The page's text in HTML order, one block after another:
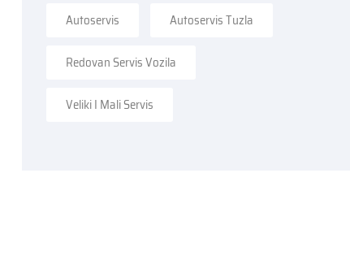
Autoservis Autoservis Tuzla
Redovan Servis Vozila
Veliki I Mali Servis